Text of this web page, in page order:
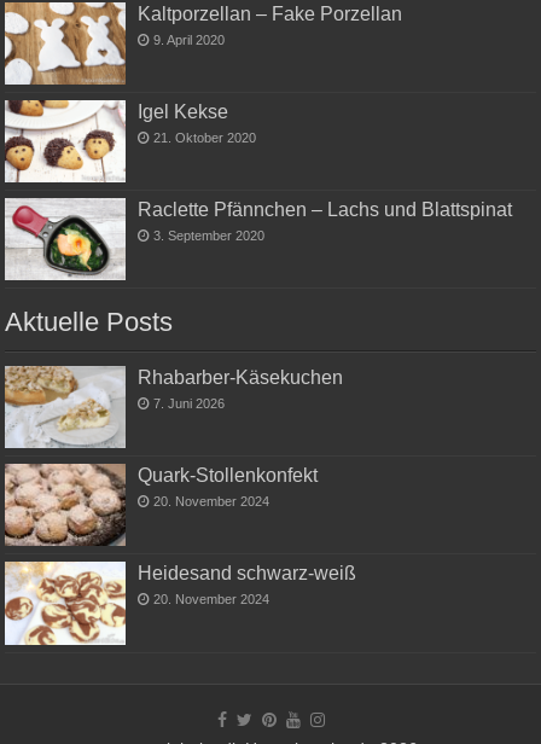
Kaltporzellan – Fake Porzellan
9. April 2020
Igel Kekse
21. Oktober 2020
Raclette Pfännchen – Lachs und Blattspinat
3. September 2020
Aktuelle Posts
Rhabarber-Käsekuchen
7. Juni 2026
Quark-Stollenkonfekt
20. November 2024
Heidesand schwarz-weiß
20. November 2024